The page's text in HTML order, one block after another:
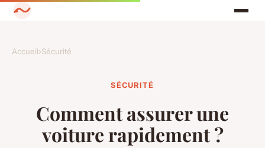
Accueil›Sécurité
SÉCURITÉ
Comment assurer une
voiture rapidement ?